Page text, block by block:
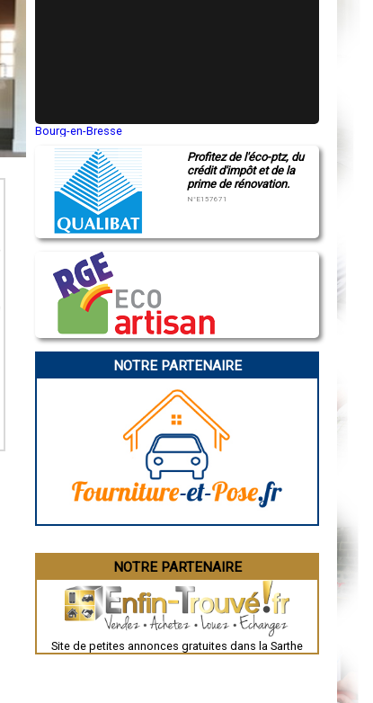
Bourg-en-Bresse
Montluçon
Manosque
Gap
Charleville-Mézières
Pamiers
Narbonne
Rodez
Marseille
Caen
Angoulême
La Rochelle
Brive-la-Gaillarde
Chartres
Toulouse
Châteauroux
Grenoble
Mont-de-Marsan
Blois
Profitez de l'éco-ptz, du
crédit d'impôt et de la
prime de rénovation.
N°E157671
NOTRE PARTENAIRE
NOTRE PARTENAIRE
Site de petites annonces gratuites dans la Sarthe